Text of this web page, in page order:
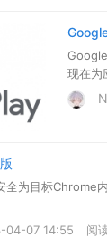
现在为
全为目标Chrome
04-07 14:55 阅